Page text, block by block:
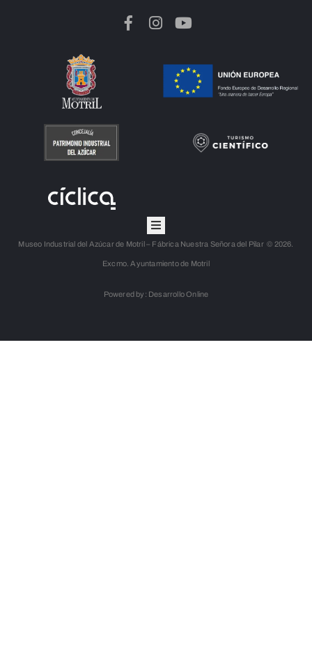
Museo Industrial del Azúcar de Motril – Fábrica Nuestra Señora del Pilar © 2026.
Excmo. Ayuntamiento de Motril
Powered by: Desarrollo Online